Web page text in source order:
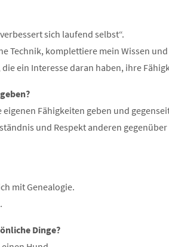
sich laufend selbst“.
Technik, komplettiere mein Wissen
ein Interesse daran haben, ihre
Fähigkeiten geben und
und Respekt anderen gegenüber
mit Genealogie.
Dinge?